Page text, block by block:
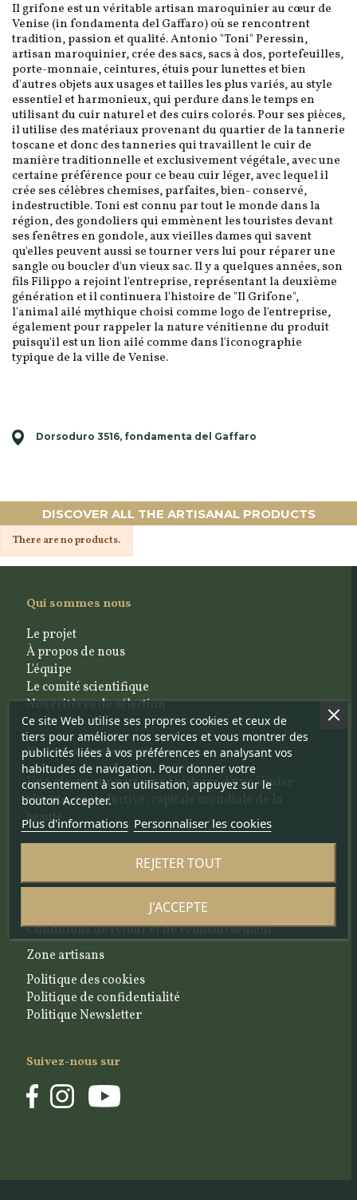
Il grifone est un véritable artisan maroquinier au cœur de
Venise (in fondamenta del Gaffaro) où se rencontrent
tradition, passion et qualité. Antonio "Toni" Peressin,
artisan maroquinier, crée des sacs, sacs à dos, portefeuilles,
porte-monnaie, ceintures, étuis pour lunettes et bien
d'autres objets aux usages et tailles les plus variés, au style
essentiel et harmonieux, qui perdure dans le temps en
utilisant du cuir naturel et des cuirs colorés. Pour ses pièces,
il utilise des matériaux provenant du quartier de la tannerie
toscane et donc des tanneries qui travaillent le cuir de
manière traditionnelle et exclusivement végétale, avec une
certaine préférence pour ce beau cuir léger, avec lequel il
crée ses célèbres chemises, parfaites, bien- conservé,
indestructible. Toni est connu par tout le monde dans la
région, des gondoliers qui emmènent les touristes devant
ses fenêtres en gondole, aux vieilles dames qui savent
qu'elles peuvent aussi se tourner vers lui pour réparer une
sangle ou boucler d'un vieux sac. Il y a quelques années, son
fils Filippo a rejoint l'entreprise, représentant la deuxième
génération et il continuera l'histoire de "Il Grifone",
l'animal ailé mythique choisi comme logo de l'entreprise,
également pour rappeler la nature vénitienne du produit
puisqu'il est un lion ailé comme dans l'iconographie
typique de la ville de Venise.
Dorsoduro 3516, fondamenta del Gaffaro
DISCOVER ALL THE ARTISANAL PRODUCTS
There are no products.
Qui sommes nous
Le projet
À propos de nous
L'équipe
Le comité scientifique
Nos critères de sélection
Blog et nouveaux articles
Une place pour partager l'histoire d'une Venise
vivante et productive, capitale mondiale de la
beauté
Conditions de retour et de remboursement
Zone artisans
Politique des cookies
Politique de confidentialité
Politique Newsletter
Suivez-nous sur
Ce site Web utilise ses propres cookies et ceux de
tiers pour améliorer nos services et vous montrer des
publicités liées à vos préférences en analysant vos
habitudes de navigation. Pour donner votre
consentement à son utilisation, appuyez sur le
bouton Accepter.
Plus d'informations Personnaliser les cookies
REJETER TOUT
J'ACCEPTE